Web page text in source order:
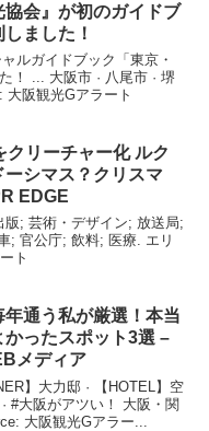
協会』が初のガイドブ
ました！
ルガイドブック「東京・
！ ... 大阪市 · 八尾市 · 堺
大阪観光Gアラート
クリーチャー化 ルク
ーシマス？クリスマ
EDGE
; 芸術・デザイン; 放送局;
; 官公庁; 飲料; 医療. エリ
ト
年通う私が厳選！本当
かったスポット3選 –
メディア
】大力邸 · 【HOTEL】空
#大阪がアツい！ 大阪・関
大阪観光Gアラー...